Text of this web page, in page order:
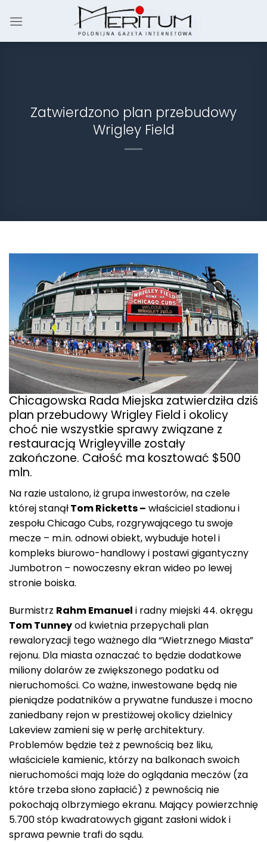
Zatwierdzono plan przebudowy
Wrigley Field
Chicagowska Rada Miejska zatwierdziła dziś
plan przebudowy Wrigley Field i okolicy
choć nie wszystkie sprawy związane z
restauracją Wrigleyville zostały
zakończone. Całość ma kosztować $500
mln.
Na razie ustalono, iż grupa inwestorów, na czele
której stanąłTom Ricketts – właściciel stadionu i
zespołu Chicago Cubs, rozgrywającego tu swoje
mecze – m.in. odnowi obiekt, wybuduje hotel i
kompleks biurowo-handlowy i postawi gigantyczny
Jumbotron – nowoczesny ekran wideo po lewej
stronie boiska.
Burmistrz Rahm Emanuel i radny miejski 44. okręgu
Tom Tunneyod kwietnia przepychali plan
rewaloryzacji tego ważnego dla “Wietrznego Miasta”
rejonu. Dla miasta oznaczać to będzie dodatkowe
miliony dolarów ze zwiększonego podatku od
nieruchomości. Co ważne, inwestowane będą nie
pieniądze podatników a prywatne fundusze i mocno
zaniedbany rejon w prestiżowej okolicy dzielnicy
Lakeview zamieni się w perłę architektury.
Problemów będzie też z pewnością bez liku,
właściciele kamienic, którzy na balkonach swoich
nieruchomości mają loże do oglądania meczów (za
które trzeba słono zapłacić) z pewnością nie
pokochają olbrzymiego ekranu. Mający powierzchnię
5.700 stóp kwadratowych gigant zasłoni widok i
sprawa pewnie trafi do sądu.